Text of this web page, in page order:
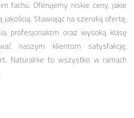
fachu. Oferujemy niskie ceny, jakie
Stawiając na szeroką ofertę,
profesjonalizm oraz wysoką klasę
naszym klientom satysfakcję,
Naturalnie to wszystko w ramach